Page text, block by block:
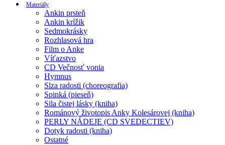
Materiály
Ankin prsteň
Ankin krížik
Sedmokrásky
Rozhlasová hra
Film o Anke
Víťazstvo
CD Večnosť vonia
Hymnus
Slza radosti (choreografia)
Spinká (pieseň)
Sila čistej lásky (kniha)
Románový životopis Anky Kolesárovej (kniha)
PERLY NÁDEJE (CD SVEDECTIEV)
Dotyk radosti (kniha)
Ostatné